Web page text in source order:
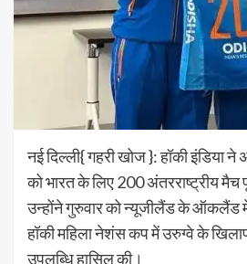
नई दिल्ली{ गहरी खोज }: हॉकी इंडिया
को भारत के लिए 200 अंतरराष्ट्रीय मैच
उन्होंने गुरुवार को न्यूजीलैंड के
हॉकी महिला नेशंस कप में उरुग्वे के
उपलब्धि हासिल की।